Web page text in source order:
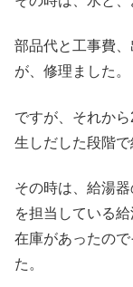
部品代と工事費
が、修理ました。
ですが、それか
生しだした段階で
その時は、給湯
を担当している
在庫があったの
た。